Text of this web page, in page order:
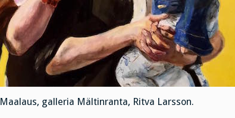
Maalaus, galleria Mältinranta, Ritva Larsson.